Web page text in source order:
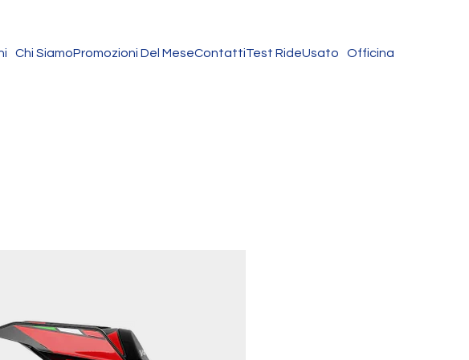
Chi SiamoPromozioni Del MeseContattiTest RideUsato Officina